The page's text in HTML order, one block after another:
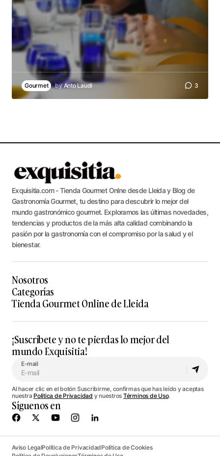
Gourmet byAnto Laudi 3
Exquisitia.com - Tienda Gourmet Onlne desde Lleida y Blog de
Gastronomía Gourmet, tu destino para descubrir lo mejor del
mundo gastronómico gourmet. Exploramos las últimas novedades,
tendencias y productos de la más alta calidad combinando la
pasión por la gastronomía con el compromiso por la salud y el
bienestar.
Nosotros
Categorías
Tienda Gourmet Online de Lleida
¡Suscríbete y no te pierdas lo mejor del
mundo Exquisitia!
E-mail
Al hacer clic en el botón Suscribirme, confirmas que has leído y aceptas
nuestra Política de Privacidad y nuestros Términos de Uso.
Síguenos en
Aviso LegalPolítica de PrivacidadPolítica de Cookies